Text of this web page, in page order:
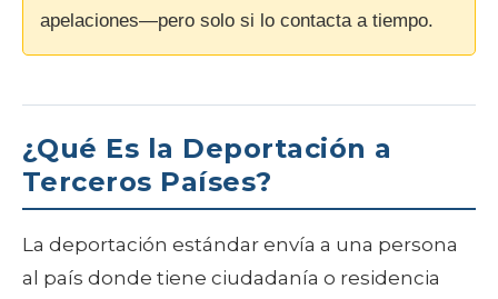
apelaciones—pero solo si lo contacta a tiempo.
¿Qué Es la Deportación a
Terceros Países?
La deportación estándar envía a una persona
al país donde tiene ciudadanía o residencia